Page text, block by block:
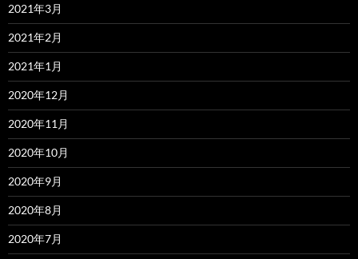
2021年3月
2021年2月
2021年1月
2020年12月
2020年11月
2020年10月
2020年9月
2020年8月
2020年7月